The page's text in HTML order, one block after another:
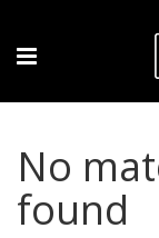
No
found